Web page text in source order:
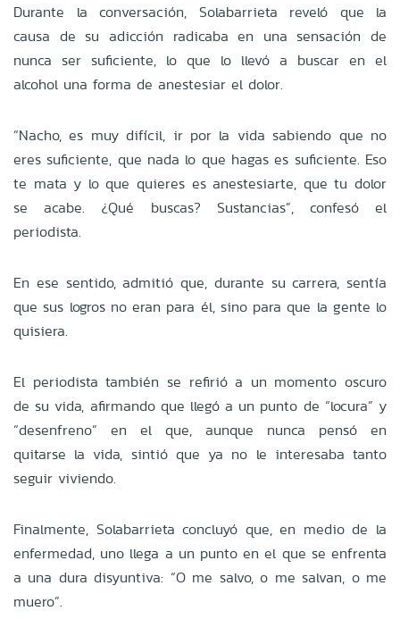
Durante la conversación, Solabarrieta reveló que la
causa de su adicción radicaba en una sensación de
nunca ser suficiente, lo que lo llevó a buscar en el
alcohol una forma de anestesiar el dolor.
“Nacho, es muy difícil, ir por la vida sabiendo que no
eres suficiente, que nada lo que hagas es suficiente. Eso
te mata y lo que quieres es anestesiarte, que tu dolor
se acabe. ¿Qué buscas? Sustancias”, confesó el
periodista.
En ese sentido, admitió que, durante su carrera, sentía
que sus logros no eran para él, sino para que la gente lo
quisiera.
El periodista también se refirió a un momento oscuro
de su vida, afirmando que llegó a un punto de “locura” y
“desenfreno” en el que, aunque nunca pensó en
quitarse la vida, sintió que ya no le interesaba tanto
seguir viviendo.
Finalmente, Solabarrieta concluyó que, en medio de la
enfermedad, uno llega a un punto en el que se enfrenta
a una dura disyuntiva: “O me salvo, o me salvan, o me
muero”.